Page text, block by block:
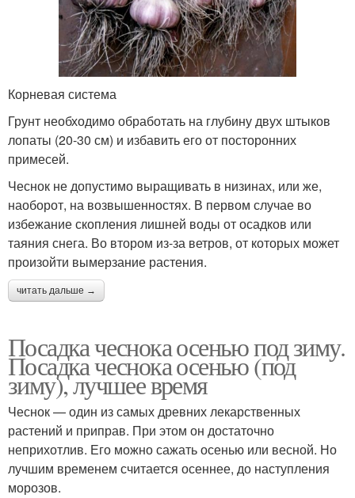
Корневая система
Грунт необходимо обработать на глубину двух штыков
лопаты (20-30 см) и избавить его от посторонних
примесей.
Чеснок не допустимо выращивать в низинах, или же,
наоборот, на возвышенностях. В первом случае во
избежание скопления лишней воды от осадков или
таяния снега. Во втором из-за ветров, от которых может
произойти вымерзание растения.
читать дальше →
Посадка чеснока осенью под зиму.
Посадка чеснока осенью (под
зиму), лучшее время
Чеснок — один из самых древних лекарственных
растений и приправ. При этом он достаточно
неприхотлив. Его можно сажать осенью или весной. Но
лучшим временем считается осеннее, до наступления
морозов.